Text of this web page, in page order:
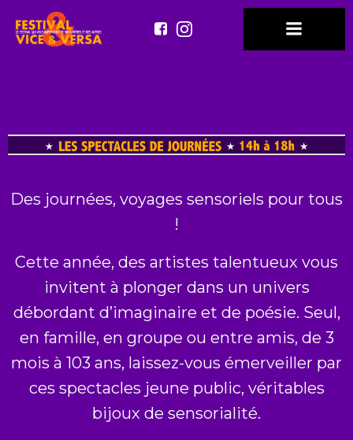
au
Des journées, voyages sensoriels pour tous
!
Cette année, des artistes talentueux vous
invitent à plonger dans un univers
débordant d’imaginaire et de poésie. Seul,
en famille, en groupe ou entre amis, de 3
mois à 103 ans, laissez-vous émerveiller par
ces spectacles jeune public, véritables
bijoux de sensorialité.